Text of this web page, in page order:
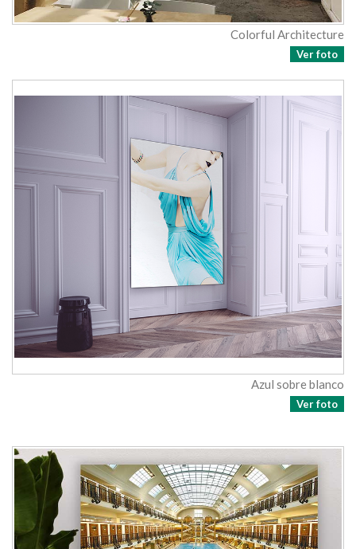
Colorful Architecture
Ver foto
Azul sobre blanco
Ver foto